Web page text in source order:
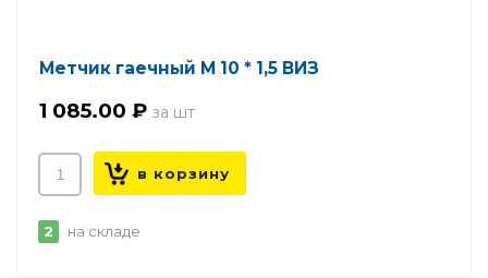
Метчик гаечный М 10 * 1,5 ВИЗ
1 085.00 ₽
2 на складе